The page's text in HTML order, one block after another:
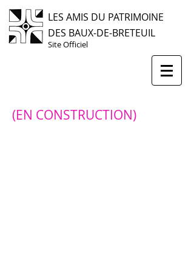
LES AMIS DU PATRIMOINE
DES BAUX-DE-BRETEUIL
Site Officiel
(EN CONSTRUCTION)